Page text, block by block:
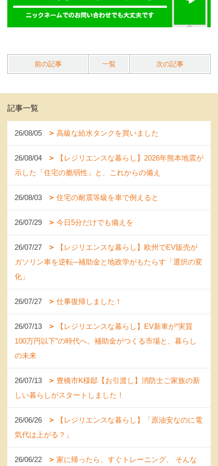
前の記事 一覧 次の記事
記事一覧
26/08/05 高級な給水タンクを買いました
26/08/04
【レジリエンスな暮らし】2026年熊本地震が
示した「住宅の脆弱性」と、これからの備え
26/08/03 住宅の耐震等級を車で例えると
26/07/29 今日5分だけでも備えを
26/07/27
【レジリエンスな暮らし】欧州でEV販売が
ガソリン車を逆転─補助金と地政学がもたらす「選択の変
化」
26/07/27 仕事復帰しました！
26/07/13
【レジリエンスな暮らし】EV新車が“実質
100万円以下”の時代へ。補助金がつくる市場と、暮らし
の未来
26/07/13
豊橋市K様邸【お引渡し】消防士ご家族の新
しい暮らしがスタートしました！
26/06/26
【レジリエンスな暮らし】「原油安なのに電
気代は上がる？」
26/06/22
家に帰ったら、すぐトレーニング。 そんな